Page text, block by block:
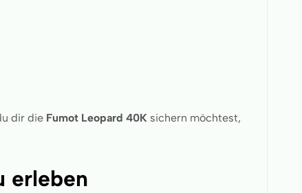
dir die Fumot Leopard 40K sichern möchtest,
erleben